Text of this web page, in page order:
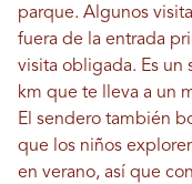
parque. Algunos
fuera de la entrada
visita obligada. Es un
km que te lleva a un
El sendero también
que los niños
en verano, así que